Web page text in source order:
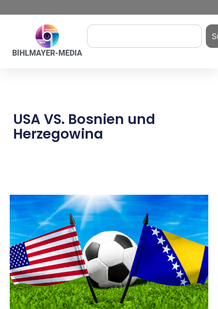
BIHLMAYER-MEDIA
USA VS. Bosnien und
Herzegowina